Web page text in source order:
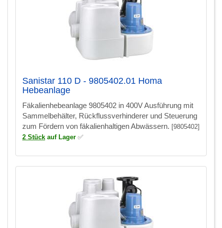
Sanistar 110 D - 9805402.01 Homa
Hebeanlage
Fäkalienhebeanlage 9805402 in 400V Ausführung mit
Sammelbehälter, Rückflussverhinderer und Steuerung
zum Fördern von fäkalienhaltigen Abwässern. [9805402]
2 Stück auf Lager ✅